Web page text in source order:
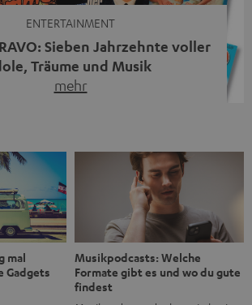
ENTERTAINMENT
Sieben Jahrzehnte voller
Träume und Musik
mehr
Magazin Jugendliche durch Rock und
und große Fragen. Zum 70.
wir einen Blick zurück. Vom Filmheft zur
Wie die BRAVO ihren Ton fand Als die […]
mal
Gadgets
Musikpodcasts: Welche
Formate gibt es und wo du gute
findest